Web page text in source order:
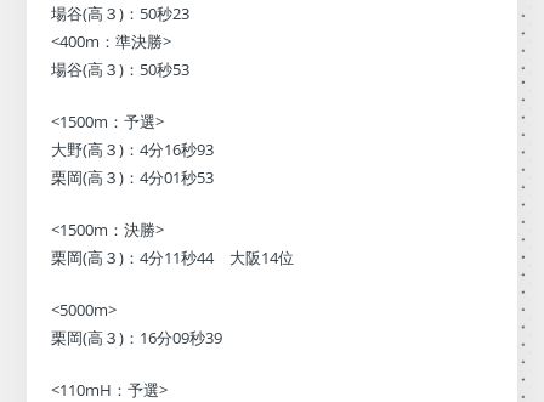
場谷(高３)：50秒23
<400m：準決勝>
場谷(高３)：50秒53
<1500m：予選>
大野(高３)：4分16秒93
栗岡(高３)：4分01秒53
<1500m：決勝>
栗岡(高３)：4分11秒44 大阪14位
<5000m>
栗岡(高３)：16分09秒39
<110mH：予選>